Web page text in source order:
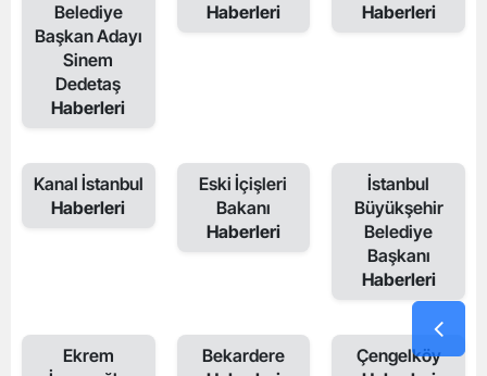
Belediye
Başkan Adayı
Sinem
Dedetaş
Haberleri
Haberleri
Haberleri
Kanal İstanbul
Haberleri
Eski İçişleri
Bakanı
Haberleri
İstanbul
Büyükşehir
Belediye
Başkanı
Haberleri
Ekrem
Bekardere
Çengelköy